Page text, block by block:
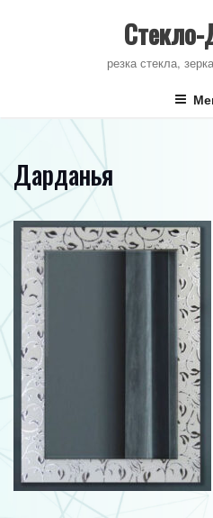
резка стекла,
Дарданья